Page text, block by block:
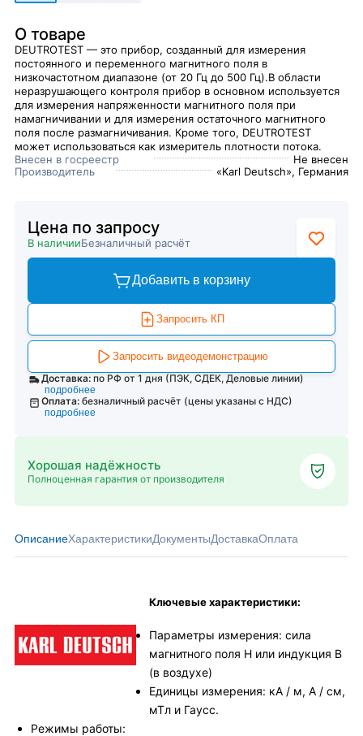
О товаре
DEUTROTEST — это прибор, созданный для измерения
постоянного и переменного магнитного поля в
низкочастотном диапазоне (от 20 Гц до 500 Гц).В области
неразрушающего контроля прибор в основном используется
для измерения напряженности магнитного поля при
намагничивании и для измерения остаточного магнитного
поля после размагничивания. Кроме того, DEUTROTEST
может использоваться как измеритель плотности потока.
Внесен в госреестр
Не внесен
Производитель
«Karl Deutsch», Германия
Цена по запросу
В наличииБезналичный расчёт
Добавить в корзину
Запросить КП
Запросить видеодемонстрацию
Доставка: по РФ от 1 дня (ПЭК, СДЕК, Деловые линии)
подробнее
Оплата: безналичный расчёт (цены указаны с НДС)
подробнее
Хорошая надёжность
Полноценная гарантия от производителя
ОписаниеХарактеристикиДокументыДоставкаОплата
Ключевые характеристики:
Параметры измерения: сила
магнитного поля H или индукция B
(в воздухе)
Единицы измерения: кА / м, А / см,
мТл и Гаусс.
Режимы работы: